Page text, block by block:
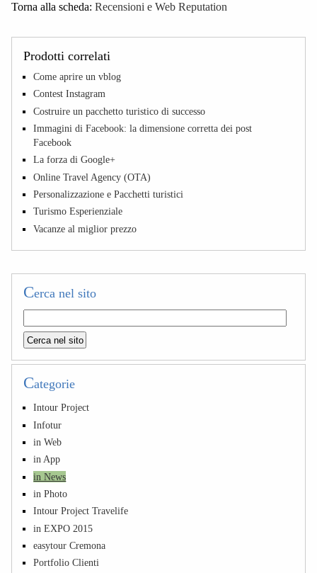
Torna alla scheda: Recensioni e Web Reputation
Prodotti correlati
Come aprire un vblog
Contest Instagram
Costruire un pacchetto turistico di successo
Immagini di Facebook: la dimensione corretta dei post
Facebook
La forza di Google+
Online Travel Agency (OTA)
Personalizzazione e Pacchetti turistici
Turismo Esperienziale
Vacanze al miglior prezzo
Cerca nel sito
Categorie
Intour Project
Infotur
in Web
in App
in News
in Photo
Intour Project Travelife
in EXPO 2015
easytour Cremona
Portfolio Clienti